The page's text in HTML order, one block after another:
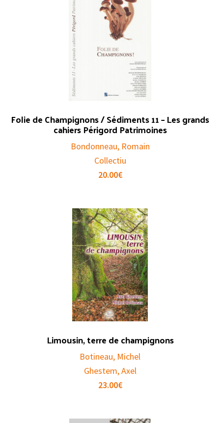
Folie de Champignons / Sédiments 11 – Les grands
cahiers Périgord Patrimoines
Bondonneau, Romain
Collectiu
20.00€
Limousin, terre de champignons
Botineau, Michel
Ghestem, Axel
23.00€